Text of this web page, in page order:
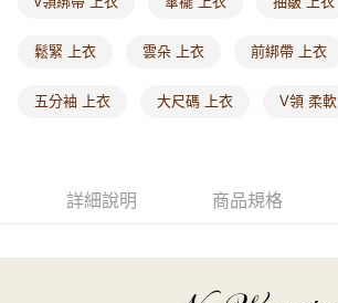
海外配送-歐美地區
鬆緊 上衣 雲朵 上衣 前綁帶 上衣
五分袖 上衣 大尺碼 上衣 V領 柔軟
詳細說明 商品規格